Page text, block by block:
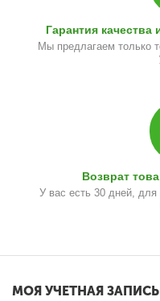
Гарантия
Мы предлагаем только
Возврат
У вас есть 30 дней, для
МОЯ УЧЕТНАЯ ЗАПИСЬ